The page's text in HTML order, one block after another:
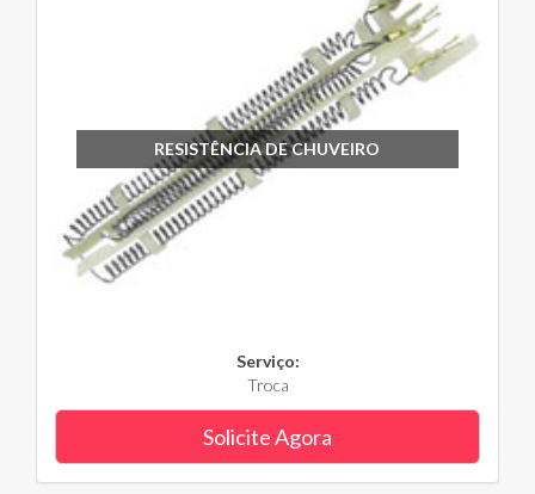
RESISTÊNCIA DE CHUVEIRO
Serviço:
Troca
Solicite Agora